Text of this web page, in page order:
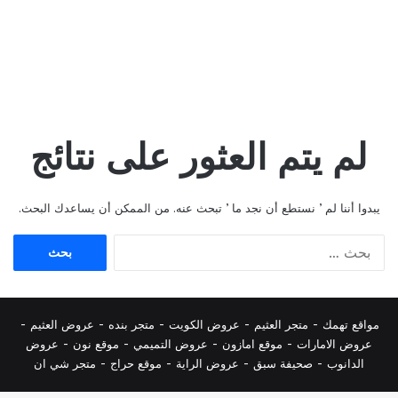
لم يتم العثور على نتائج
يبدوا أننا لم ’ نستطع أن نجد ما ’ تبحث عنه. من الممكن أن يساعدك البحث.
مواقع تهمك - متجر العثيم - عروض الكويت - متجر بنده - عروض العثيم -
عروض الامارات - موقع امازون - عروض التميمي - موقع نون - عروض
الدانوب - صحيفة سبق - عروض الراية - موقع حراج - متجر شي ان